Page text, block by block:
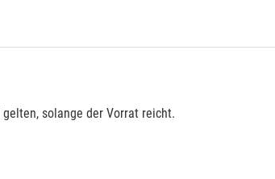
solange der Vorrat reicht.